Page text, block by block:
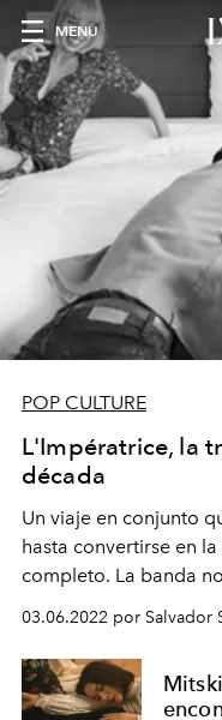
MENU
POP CULTURE
L'Impératrice, la
década
Un viaje en conjunto
hasta convertirse en
completo. La banda
influenciados por el
durante su evolución.
03.06.2022 por Salvador